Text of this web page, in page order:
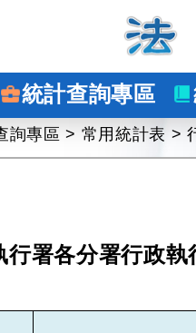
統計查詢專區
詢專區 > 常用統計表 >
行署各分署行政